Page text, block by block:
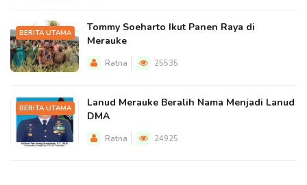
BERITA UTAMA
Tommy Soeharto Ikut Panen Raya di
Merauke
Ratna 25535
BERITA UTAMA
Lanud Merauke Beralih Nama Menjadi Lanud
DMA
Ratna 24925